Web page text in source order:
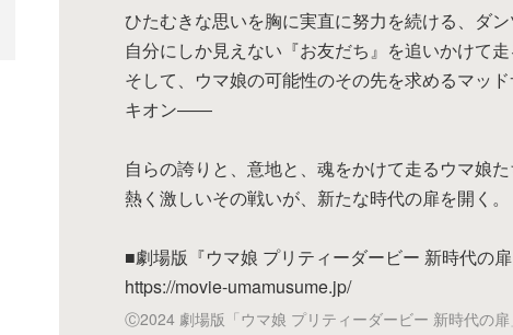
ひたむきな思いを胸に実直に努力を続ける、ダン
自分にしか見えない『お友だち』を追いかけて走
そして、ウマ娘の可能性のその先を求めるマッ
キオン――
自らの誇りと、意地と、魂をかけて走るウマ娘た
熱く激しいその戦いが、新たな時代の扉を開く。
■劇場版『ウマ娘 プリティーダービー 新時代の
https://movie-umamusume.jp/
Ⓒ2024 劇場版「ウマ娘 プリティーダービー 新時代の扉